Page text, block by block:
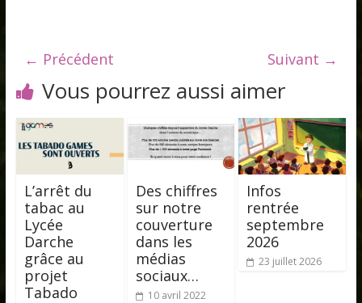
← Précédent Suivant →
Vous pourrez aussi aimer
L’arrêt du
tabac au
Lycée
Darche
grâce au
projet
Tabado
Des chiffres
sur notre
couverture
dans les
médias
sociaux…
10 avril 2022
Infos
rentrée
septembre
2026
23 juillet 2026